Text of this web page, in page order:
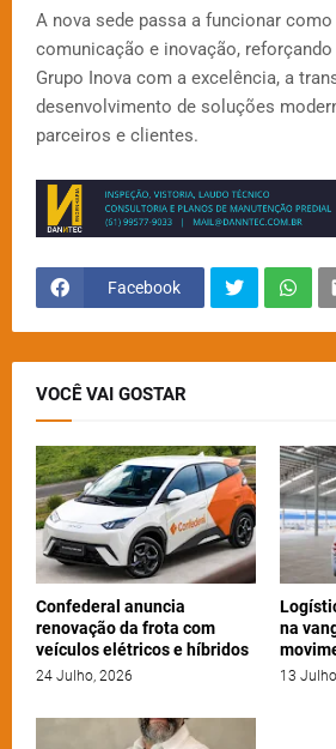
A nova sede passa a funcionar
comunicação e inovação,
Grupo Inova com a excelência, a
desenvolvimento de soluções
parceiros e clientes.
Facebook
VOCÊ VAI GOSTAR
Confederal anuncia
renovação da frota com
veículos elétricos e híbridos
24 Julho, 2026
na
13